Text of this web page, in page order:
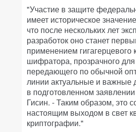
"Участие в защите
имеет историческое
что после нескольких лет
разработок оно станет
применением гигагерцевого
шифратора, прозрачного
передающего по обычной
линии актуальные и важные
в подготовленном
Гисин. - Таким образом, это
настоящим выходом в свет
криптографии."